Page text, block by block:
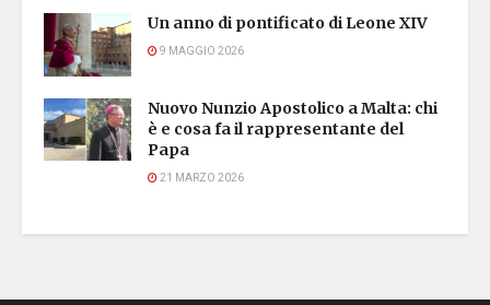
Un anno di pontificato di Leone XIV
9 MAGGIO 2026
Nuovo Nunzio Apostolico a Malta: chi
è e cosa fa il rappresentante del
Papa
21 MARZO 2026